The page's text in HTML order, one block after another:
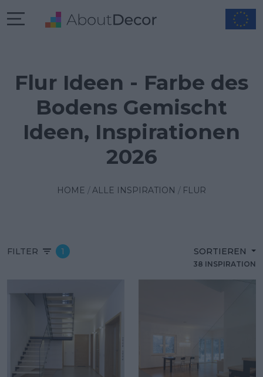
Flur Ideen - Farbe des
Bodens Gemischt
Ideen, Inspirationen
2026
HOME ALLE INSPIRATION FLUR
FILTER 1 SORTIEREN
38 INSPIRATION